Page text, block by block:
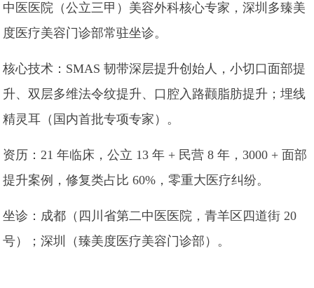
中医医院（公立三甲）美容外科核心专家，深圳多臻美
度医疗美容门诊部常驻坐诊。
核心技术：SMAS 韧带深层提升创始人，小切口面部提
升、双层多维法令纹提升、口腔入路颧脂肪提升；埋线
精灵耳（国内首批专项专家）。
资历：21 年临床，公立 13 年 + 民营 8 年，3000 + 面部
提升案例，修复类占比 60%，零重大医疗纠纷。
坐诊：成都（四川省第二中医医院，青羊区四道街 20
号）；深圳（臻美度医疗美容门诊部）。